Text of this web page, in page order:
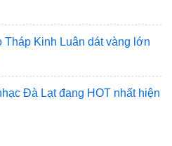
Kinh Luân dát vàng lớn
Đà Lạt đang HOT nhất hiện